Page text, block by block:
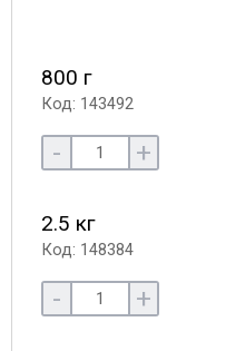
800 г
Код: 143492
- +
2.5 кг
Код: 148384
- +